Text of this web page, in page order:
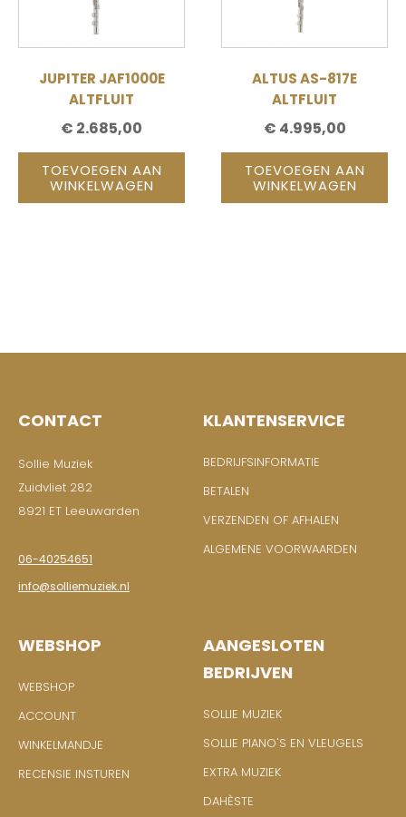
JUPITER JAF1000E
ALTFLUIT
€ 2.685,00
TOEVOEGEN AAN
WINKELWAGEN
ALTUS AS-817E
ALTFLUIT
€ 4.995,00
TOEVOEGEN AAN
WINKELWAGEN
CONTACT
Sollie Muziek
Zuidvliet 282
8921 ET Leeuwarden
06-40254651
info@solliemuziek.nl
KLANTENSERVICE
BEDRIJFSINFORMATIE
BETALEN
VERZENDEN OF AFHALEN
ALGEMENE VOORWAARDEN
WEBSHOP
WEBSHOP
ACCOUNT
WINKELMANDJE
RECENSIE INSTUREN
AANGESLOTEN
BEDRIJVEN
SOLLIE MUZIEK
SOLLIE PIANO'S EN VLEUGELS
EXTRA MUZIEK
DAHÈSTE